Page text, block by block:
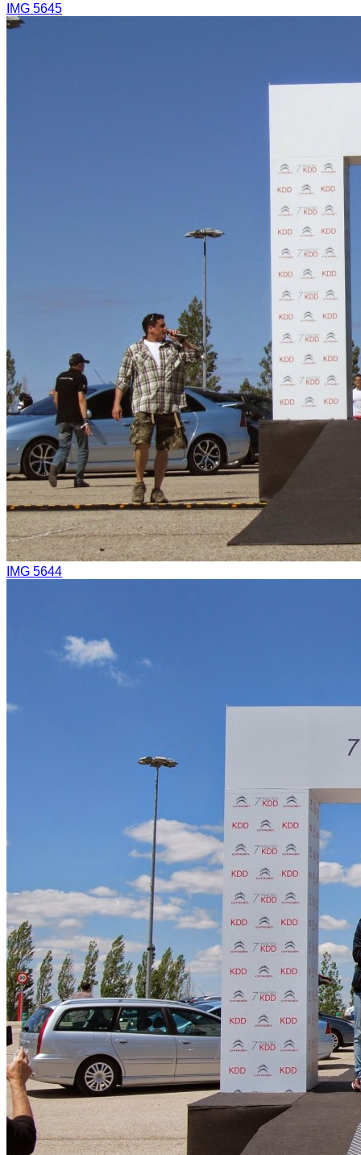
IMG 5645
IMG 5644